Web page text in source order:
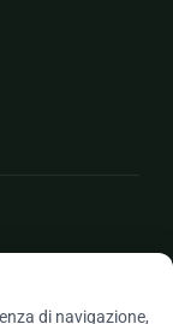
di navigazione,